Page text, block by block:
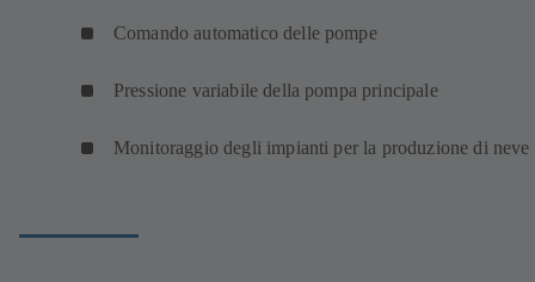
Comando automatico delle pompe
Pressione variabile della pompa principale
Monitoraggio degli impianti per la produzione di neve